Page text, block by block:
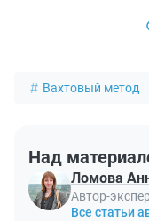
Вахтовый метод
Над
Ломова
Автор-
Все статьи